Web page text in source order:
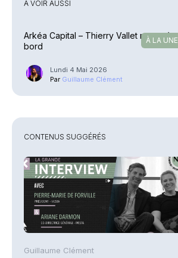
À VOIR AUSSI
À LA UNE
Arkéa Capital – Thierry Vallet monte à
bord
Lundi 4 Mai 2026
Par Guillaume Clément
CONTENUS SUGGÉRÉS
Guillaume Clément